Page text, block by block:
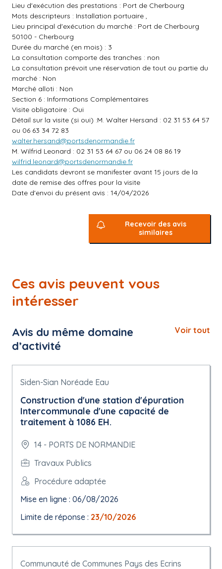
Lieu d'exécution des prestations : Port de Cherbourg
Mots descripteurs : Installation portuaire ,
Lieu principal d'exécution du marché : Port de Cherbourg
50100 - Cherbourg
Durée du marché (en mois) : 3
La consultation comporte des tranches : non
La consultation prévoit une réservation de tout ou partie du
marché : Non
Marché alloti : Non
Section 6 : Informations Complémentaires
Visite obligatoire : Oui
Détail sur la visite (si oui) :M. Walter Hersand : 02 31 53 64 57
ou 06 63 34 72 83
walter.hersand@portsdenormandie.fr
M. Wilfrid Leonard : 02 31 53 64 67 ou 06 24 08 86 19
wilfrid.leonard@portsdenormandie.fr
Les candidats devront se manifester avant 15 jours de la
date de remise des offres pour la visite
Date d'envoi du présent avis : 14/04/2026
Recevoir des avis
similaires
Ces avis peuvent vous
intéresser
Avis du même domaine
d’activité
Voir tout
Siden-Sian Noréade Eau
Construction d'une station d'épuration
Intercommunale d'une capacité de
traitement à 1086 EH.
14 - PORTS DE NORMANDIE
Travaux Publics
Procédure adaptée
Mise en ligne : 06/08/2026
Limite de réponse : 23/10/2026
Communauté de Communes Pays des Ecrins